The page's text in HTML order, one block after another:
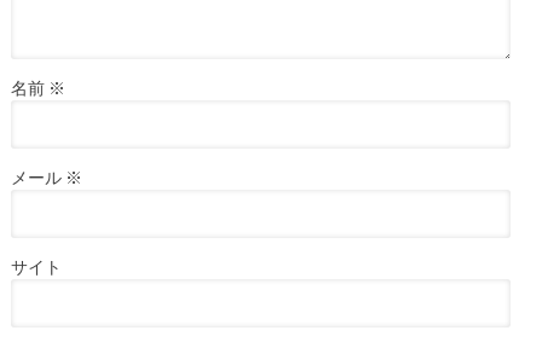
名前 ※
メール ※
サイト